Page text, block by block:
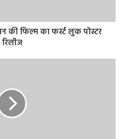
की फिल्म का फर्स्ट लुक पोस्टर
रिलीज